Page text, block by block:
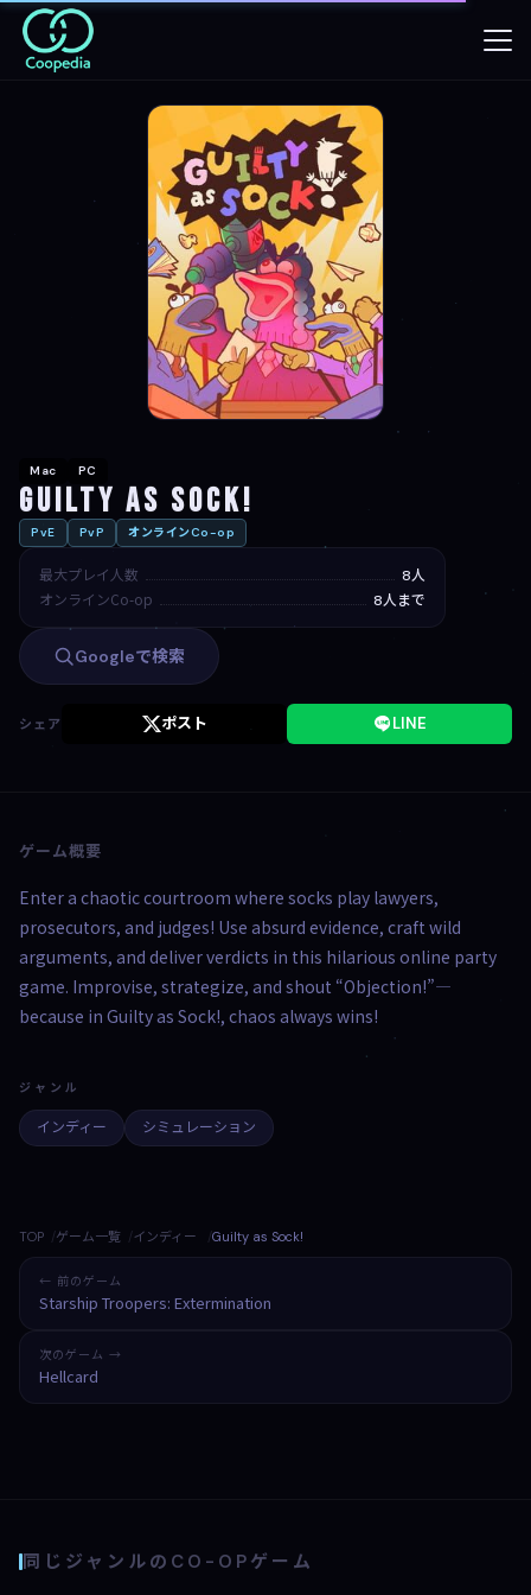
Mac PC
Guilty as Sock!
PvE PvP オンラインCo-op
最大プレイ人数 8人
オンラインCo-op 8人まで
Googleで検索
シェア ポスト LINE
ゲーム概要
Enter a chaotic courtroom where socks play lawyers,
prosecutors, and judges! Use absurd evidence, craft wild
arguments, and deliver verdicts in this hilarious online party
game. Improvise, strategize, and shout “Objection!”—
because in Guilty as Sock!, chaos always wins!
ジャンル
インディー シミュレーション
TOP ゲーム一覧 インディー Guilty as Sock!
← 前のゲーム
Starship Troopers: Extermination
次のゲーム →
Hellcard
同じジャンルのCO-OPゲーム